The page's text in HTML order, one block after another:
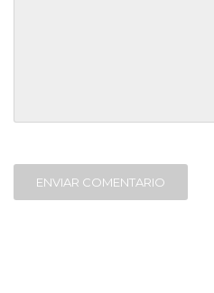
ENVIAR COMENTARIO